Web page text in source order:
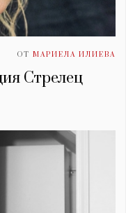
ОТ МАРИЕЛА ИЛИЕВА
Стрелец